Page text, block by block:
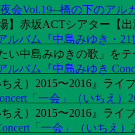
会Vol.19─橋の下のアル
】赤坂ACTシアター【
ルバム『中島みゆき・
い中島みゆきの歌」を
ルバム『中島みゆき
え）2015〜2016』ラ
「一会」（いちえ）
え）2015〜2016』ラ
「一会」（いちえ）